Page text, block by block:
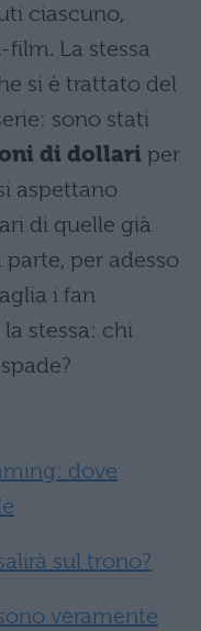
ciascuno,
La stessa
si è trattato del
sono stati
di dollari per
aspettano
di quelle già
per adesso
i fan
stessa: chi
dove
sul trono?
veramente